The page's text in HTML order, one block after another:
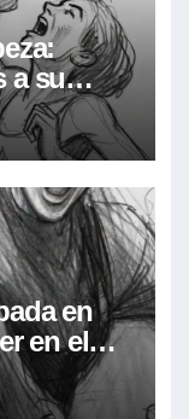
a su
hija de
en
en el